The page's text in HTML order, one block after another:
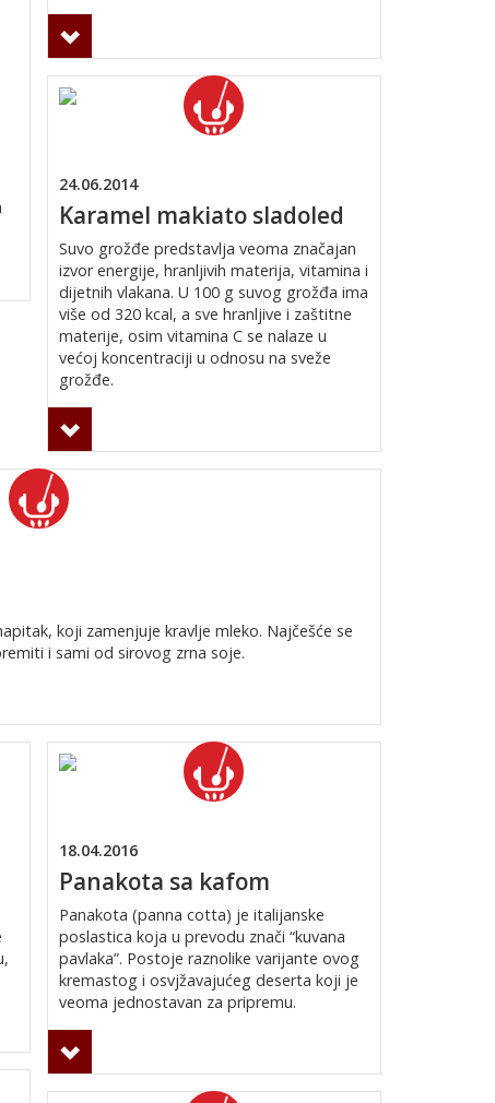
24.06.2014
Karamel makiato sladoled
Suvo grožđe predstavlja veoma značajan
izvor energije, hranljivih materija, vitamina i
dijetnih vlakana. U 100 g suvog grožđa ima
više od 320 kcal, a sve hranljive i zaštitne
materije, osim vitamina C se nalaze u
većoj koncentraciji u odnosu na sveže
grožđe.
koji zamenjuje kravlje mleko. Najčešće se
i sami od sirovog zrna soje.
18.04.2016
Panakota sa kafom
Panakota (panna cotta) je italijanske
poslastica koja u prevodu znači “kuvana
pavlaka”. Postoje raznolike varijante ovog
kremastog i osvjžavajućeg deserta koji je
veoma jednostavan za pripremu.